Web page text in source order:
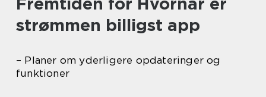
strømmen billigst app
– Planer om yderligere opdateringer og
funktioner